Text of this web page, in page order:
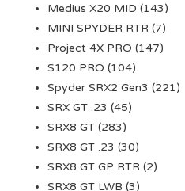
Medius X20 MID (143)
MINI SPYDER RTR (7)
Project 4X PRO (147)
S120 PRO (104)
Spyder SRX2 Gen3 (221)
SRX GT .23 (45)
SRX8 GT (283)
SRX8 GT .23 (30)
SRX8 GT GP RTR (2)
SRX8 GT LWB (3)